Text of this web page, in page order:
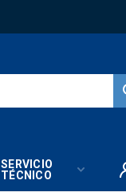
SERVICIO
TÉCNICO